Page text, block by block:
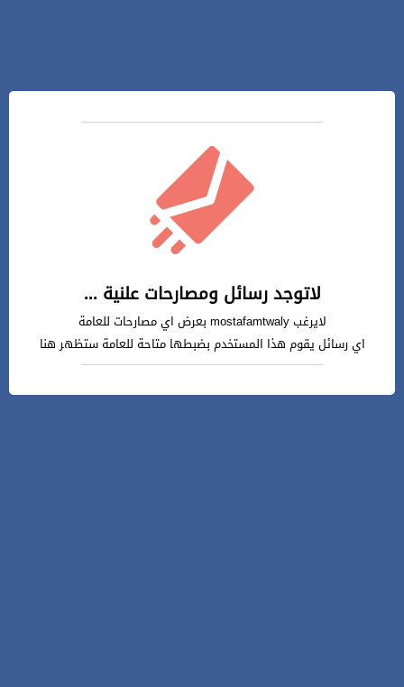
لاتوجد رسائل ومصارحات علنية ...
لايرغب mostafamtwaly بعرض اي مصارحات للعامة
اي رسائل يقوم هذا المستخدم بضبطها متاحة للعامة ستظهر هنا